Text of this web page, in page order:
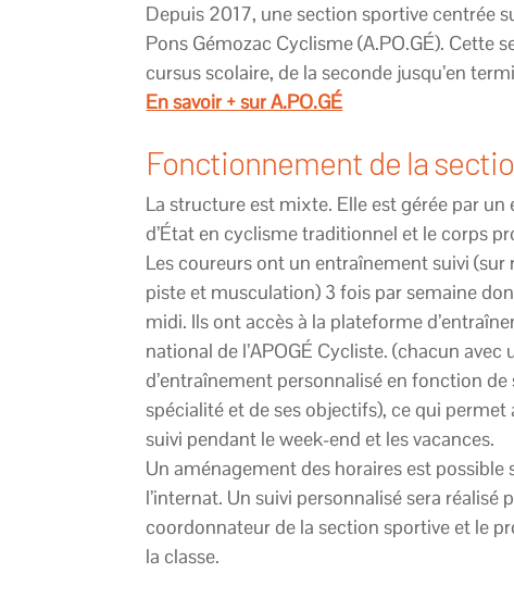
Depuis 2017, une section sportive centrée
Pons Gémozac Cyclisme (A.PO.GÉ). Cette
cursus scolaire, de la seconde jusqu’en
En savoir + sur A.PO.GÉ
Fonctionnement de la
La structure est mixte. Elle est gérée par
d’État en cyclisme traditionnel et le corps
Les coureurs ont un entraînement suivi (sur
piste et musculation) 3 fois par semaine
midi. Ils ont accès à la plateforme
national de l’APOGÉ Cycliste. (chacun avec
d’entraînement personnalisé en fonction de
spécialité et de ses objectifs), ce qui permet
suivi pendant le week-end et les vacances.
Un aménagement des horaires est possible
l’internat. Un suivi personnalisé sera réalisé
coordonnateur de la section sportive et le
la classe.